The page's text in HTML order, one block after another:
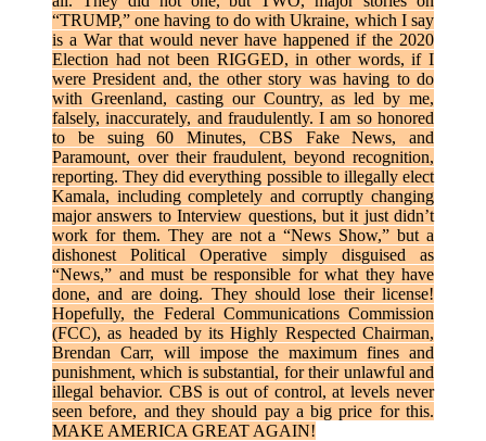
“TRUMP,” one having to do with Ukraine, which I say
is a War that would never have happened if the 2020
Election had not been RIGGED, in other words, if I
were President and, the other story was having to do
with Greenland, casting our Country, as led by me,
falsely, inaccurately, and fraudulently. I am so honored
to be suing 60 Minutes, CBS Fake News, and
Paramount, over their fraudulent, beyond recognition,
reporting. They did everything possible to illegally elect
Kamala, including completely and corruptly changing
major answers to Interview questions, but it just didn’t
work for them. They are not a “News Show,” but a
dishonest Political Operative simply disguised as
“News,” and must be responsible for what they have
done, and are doing. They should lose their license!
Hopefully, the Federal Communications Commission
(FCC), as headed by its Highly Respected Chairman,
Brendan Carr, will impose the maximum fines and
punishment, which is substantial, for their unlawful and
illegal behavior. CBS is out of control, at levels never
seen before, and they should pay a big price for this.
MAKE AMERICA GREAT AGAIN!